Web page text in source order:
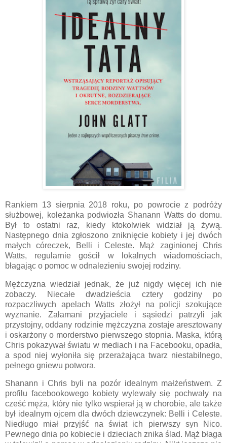
Rankiem 13 sierpnia 2018 roku, po powrocie z podróży
służbowej, koleżanka podwiozła Shanann Watts do domu.
Był to ostatni raz, kiedy ktokolwiek widział ją żywą.
Następnego dnia zgłoszono zniknięcie kobiety i jej dwóch
małych córeczek, Belli i Celeste. Mąż zaginionej Chris
Watts, regularnie gościł w lokalnych wiadomościach,
błagając o pomoc w odnalezieniu swojej rodziny.
Mężczyzna wiedział jednak, że już nigdy więcej ich nie
zobaczy. Niecałe dwadzieścia cztery godziny po
rozpaczliwych apelach Watts złożył na policji szokujące
wyznanie. Załamani przyjaciele i sąsiedzi patrzyli jak
przystojny, oddany rodzinie mężczyzna zostaje aresztowany
i oskarżony o morderstwo pierwszego stopnia. Maska, którą
Chris pokazywał światu w mediach i na Facebooku, opadła,
a spod niej wyłoniła się przerażająca twarz niestabilnego,
pełnego gniewu potwora.
Shanann i Chris byli na pozór idealnym małżeństwem. Z
profilu facebookowego kobiety wylewały się pochwały na
cześć męża, który nie tylko wspierał ją w chorobie, ale także
był idealnym ojcem dla dwóch dziewczynek: Belli i Celeste.
Niedługo miał przyjść na świat ich pierwszy syn Nico.
Pewnego dnia po kobiecie i dzieciach znika ślad. Mąż błaga